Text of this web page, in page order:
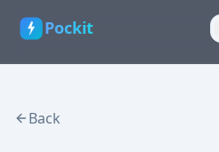
Pockit
Back